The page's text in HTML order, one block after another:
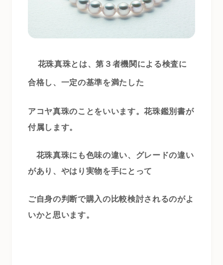
花珠真珠とは、第３者機関による検査に
合格し、一定の基準を満たした
アコヤ真珠のことをいいます。花珠鑑別書が
付属します。
花珠真珠にも色味の違い、グレードの違い
があり、やはり実物を手にとって
ご自身の判断で購入の比較検討されるのがよ
いかと思います。